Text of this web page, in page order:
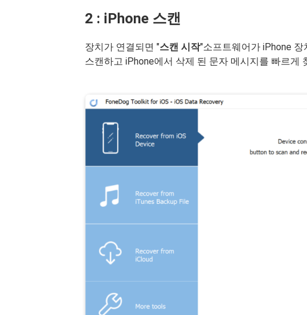
2 : iPhone 스캔
장치가 연결되면 "스캔 시작"소프트웨어가 iPhone
스캔하고 iPhone에서 삭제 된 문자 메시지를 빠르게